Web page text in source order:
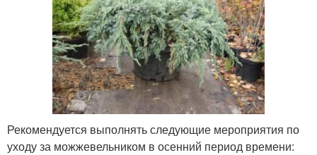
Рекомендуется выполнять следующие мероприятия по
уходу за можжевельником в осенний период времени: